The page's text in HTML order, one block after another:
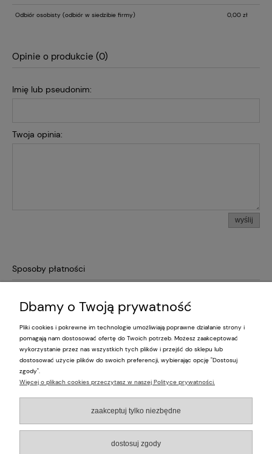
Odbiór osobisty (odbiór w siedzibie firmy) 0,00 zł
Opinie o produkcie (0)
Imię lub pseudonim:
Twoja opinia:
wyślij
Sposoby płatności
Pomoc
Moje konto
O nas
Dbamy o Twoją prywatność
Pliki cookies i pokrewne im technologie umożliwiają poprawne działanie strony i
pomagają nam dostosować ofertę do Twoich potrzeb. Możesz zaakceptować
wykorzystanie przez nas wszystkich tych plików i przejść do sklepu lub
dostosować użycie plików do swoich preferencji, wybierając opcję "Dostosuj
zgody".
Więcej o plikach cookies przeczytasz w naszej Polityce prywatności.
zaakceptuj tylko niezbędne
dostosuj zgody